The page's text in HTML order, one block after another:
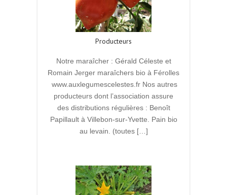
Producteurs
Notre maraîcher : Gérald Céleste et
Romain Jerger maraîchers bio à Férolles
www.auxlegumescelestes.fr Nos autres
producteurs dont l’association assure
des distributions régulières : Benoît
Papillault à Villebon-sur-Yvette. Pain bio
au levain. (toutes […]